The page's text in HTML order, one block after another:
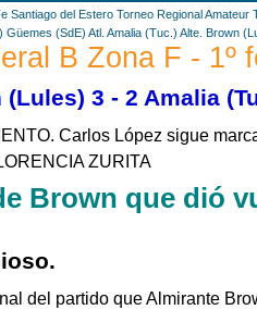
Santiago del Estero Torneo Regional Amateur
Güemes (SdE) Atl. Amalia (Tuc.) Alte. Brown
B Zona F - 1º
3 - 2 Amalia
Brown que dió
del partido que Almirante